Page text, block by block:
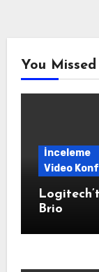
You Missed
İnceleme
Video
Brio